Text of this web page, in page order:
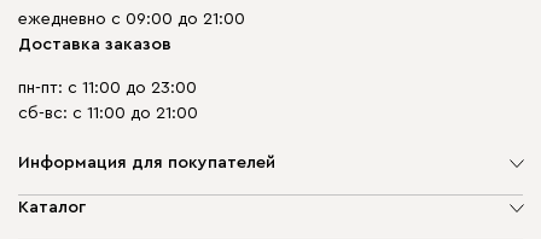
ежедневно с 09:00 до 21:00
Доставка заказов
пн-пт: с 11:00 до 23:00
сб-вс: с 11:00 до 21:00
Информация для покупателей
О компании
Каталог